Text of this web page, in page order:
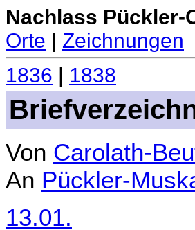
Nachlass
Orte | Zeichnungen
1836
1838
Von Carolath-
An Pückler-
13.01.